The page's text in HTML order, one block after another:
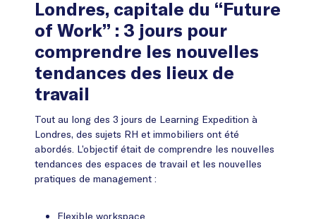
Londres, capitale du “Future
of Work” : 3 jours pour
comprendre les nouvelles
tendances des lieux de
travail
Tout au long des 3 jours de Learning Expedition à
Londres, des sujets RH et immobiliers ont été
abordés. L’objectif était de comprendre les nouvelles
tendances des espaces de travail et les nouvelles
pratiques de management :
Flexible workspace.